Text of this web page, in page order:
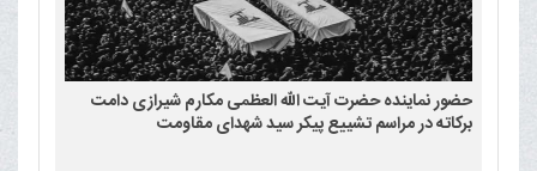
حضور نماینده حضرت آیت الله العظمی مکارم شیرازی دامت
برکاته در مراسم تشییع پیکر سید شهدای مقاومت